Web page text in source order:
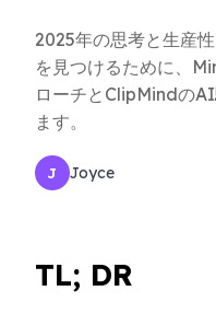
2025年の思考と生産
を見つけるために、
ローチとClipMindの
ます。
J Joyce
TL; DR